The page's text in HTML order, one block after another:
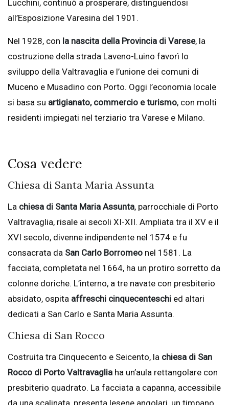
Lucchini, continuò a prosperare, distinguendosi
all’Esposizione Varesina del 1901.
Nel 1928, con la nascita della Provincia di Varese, la
costruzione della strada Laveno-Luino favorì lo
sviluppo della Valtravaglia e l’unione dei comuni di
Muceno e Musadino con Porto. Oggi l’economia locale
si basa su artigianato, commercio e turismo, con molti
residenti impiegati nel terziario tra Varese e Milano.
Cosa vedere
Chiesa di Santa Maria Assunta
La chiesa di Santa Maria Assunta, parrocchiale di Porto
Valtravaglia, risale ai secoli XI-XII. Ampliata tra il XV e il
XVI secolo, divenne indipendente nel 1574 e fu
consacrata da San Carlo Borromeo nel 1581. La
facciata, completata nel 1664, ha un protiro sorretto da
colonne doriche. L’interno, a tre navate con presbiterio
absidato, ospita affreschi cinquecenteschi ed altari
dedicati a San Carlo e Santa Maria Assunta.
Chiesa di San Rocco
Costruita tra Cinquecento e Seicento, la chiesa di San
Rocco di Porto Valtravaglia ha un’aula rettangolare con
presbiterio quadrato. La facciata a capanna, accessibile